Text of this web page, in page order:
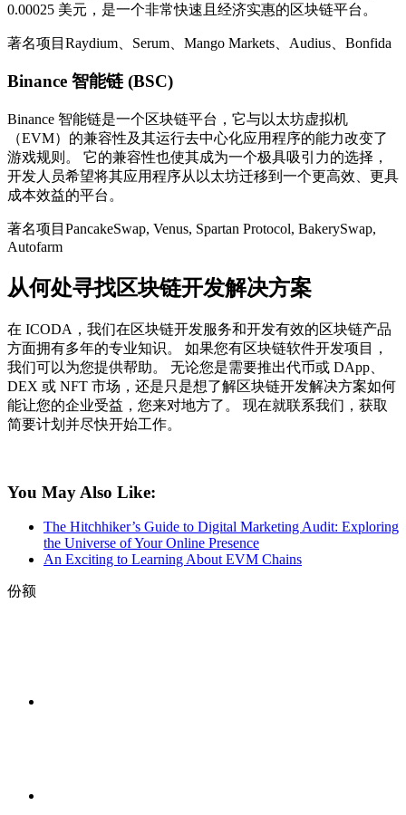
0.00025 美元，是一个非常快速且经济实惠的区块链平台。
著名项目Raydium、Serum、Mango Markets、Audius、Bonfida
Binance 智能链 (BSC)
Binance 智能链是一个区块链平台，它与以太坊虚拟机
（EVM）的兼容性及其运行去中心化应用程序的能力改变了
游戏规则。 它的兼容性也使其成为一个极具吸引力的选择，
开发人员希望将其应用程序从以太坊迁移到一个更高效、更具
成本效益的平台。
著名项目PancakeSwap, Venus, Spartan Protocol, BakerySwap,
Autofarm
从何处寻找区块链开发解决方案
在 ICODA，我们在区块链开发服务和开发有效的区块链产品
方面拥有多年的专业知识。 如果您有区块链软件开发项目，
我们可以为您提供帮助。 无论您是需要推出代币或 DApp、
DEX 或 NFT 市场，还是只是想了解区块链开发解决方案如何
能让您的企业受益，您来对地方了。 现在就联系我们，获取
简要计划并尽快开始工作。
You May Also Like:
The Hitchhiker’s Guide to Digital Marketing Audit: Exploring
the Universe of Your Online Presence
An Exciting to Learning About EVM Chains
份额